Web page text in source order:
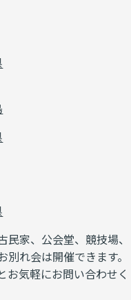
民家、公会堂、競技場
れ会は開催できます。
お気軽にお問い合わせ